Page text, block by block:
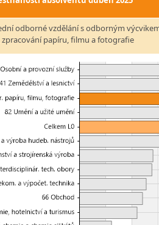
odborné vzdělání s odborným
zpracování papíru, filmu a fotografie